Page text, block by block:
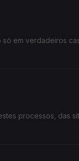
em verdadeiros
processos, das